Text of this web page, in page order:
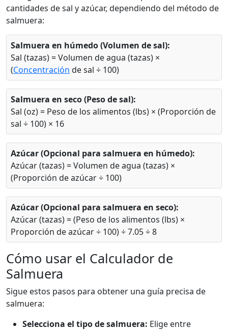
cantidades de sal y azúcar, dependiendo del método de
salmuera:
Salmuera en húmedo (Volumen de sal):
Sal (tazas) = Volumen de agua (tazas) ×
(Concentración de sal ÷ 100)
Salmuera en seco (Peso de sal):
Sal (oz) = Peso de los alimentos (lbs) × (Proporción de
sal ÷ 100) × 16
Azúcar (Opcional para salmuera en húmedo):
Azúcar (tazas) = Volumen de agua (tazas) ×
(Proporción de azúcar ÷ 100)
Azúcar (Opcional para salmuera en seco):
Azúcar (tazas) = (Peso de los alimentos (lbs) ×
Proporción de azúcar ÷ 100) ÷ 7.05 ÷ 8
Cómo usar el Calculador de
Salmuera
Sigue estos pasos para obtener una guía precisa de
salmuera:
Selecciona el tipo de salmuera: Elige entre